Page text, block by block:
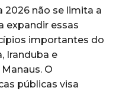
2026 não se limita a
expandir essas
importantes do
Iranduba e
O
públicas visa